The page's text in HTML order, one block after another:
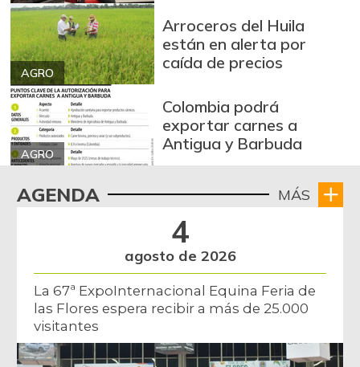
AGRO
Arroceros del Huila
están en alerta por
caída de precios
AGRO
Colombia podrá
exportar carnes a
Antigua y Barbuda
AGENDA MÁS
4
agosto de 2026
La 67ª ExpoInternacional Equina Feria de
las Flores espera recibir a más de 25.000
visitantes